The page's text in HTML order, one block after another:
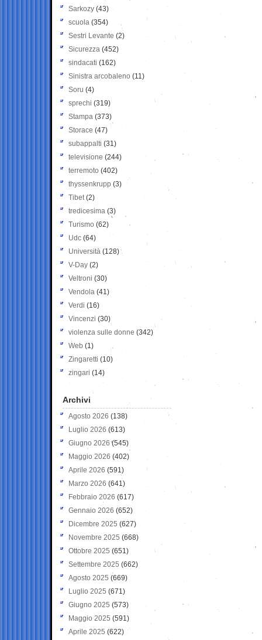
Sarkozy (43)
scuola (354)
Sestri Levante (2)
Sicurezza (452)
sindacati (162)
Sinistra arcobaleno (11)
Soru (4)
sprechi (319)
Stampa (373)
Storace (47)
subappalti (31)
televisione(244)
terremoto (402)
thyssenkrupp (3)
Tibet(2)
tredicesima (3)
Turismo (62)
Udc (64)
Università (128)
V-Day (2)
Veltroni (30)
Vendola (41)
Verdi (16)
Vincenzi (30)
violenza sulle donne (342)
Web (1)
Zingaretti (10)
zingari (14)
Archivi
Agosto 2026 (138)
Luglio 2026 (613)
Giugno 2026 (545)
Maggio 2026 (402)
Aprile 2026 (591)
Marzo 2026 (641)
Febbraio 2026 (617)
Gennaio 2026 (652)
Dicembre 2025 (627)
Novembre 2025 (668)
Ottobre 2025 (651)
Settembre 2025 (662)
Agosto 2025 (669)
Luglio 2025 (671)
Giugno 2025 (573)
Maggio 2025 (591)
Aprile 2025 (622)